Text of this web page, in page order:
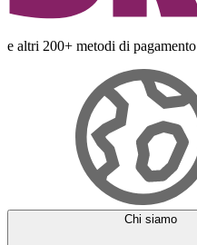
e altri 200+ metodi di pagamento
Chi siamo